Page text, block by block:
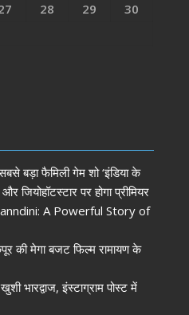
28 29
30
बड़ा फैमिली गेम शो ‘इंडिया के
जियोहॉटस्टार पर होगा प्रीमियर
A Powerful Story of
की मेगा बजट फिल्म रामायण के
भारद्वाज, इंस्टाग्राम पोस्ट में